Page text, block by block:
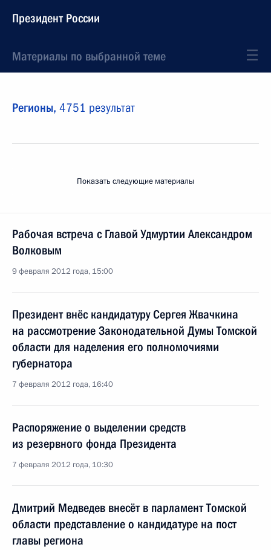
Президент России
Материалы по выбранной теме
Регионы, 4751 результат
Показать следующие материалы
Рабочая встреча с Главой Удмуртии Александром
Волковым
9 февраля 2012 года, 15:00
Президент внёс кандидатуру Сергея Жвачкина
на рассмотрение Законодательной Думы Томской
области для наделения его полномочиями
губернатора
7 февраля 2012 года, 16:40
Распоряжение о выделении средств
из резервного фонда Президента
7 февраля 2012 года, 10:30
Дмитрий Медведев внесёт в парламент Томской
области представление о кандидатуре на пост
главы региона